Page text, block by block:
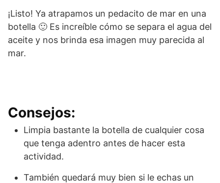
¡Listo! Ya atrapamos un pedacito de mar en una
botella 🙂 Es increíble cómo se separa el agua del
aceite y nos brinda esa imagen muy parecida al
mar.
Consejos:
Limpia bastante la botella de cualquier cosa
que tenga adentro antes de hacer esta
actividad.
También quedará muy bien si le echas un